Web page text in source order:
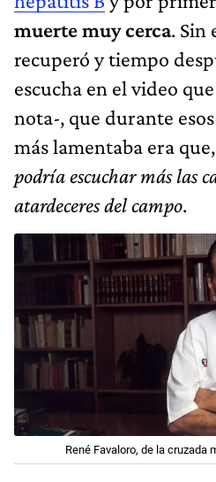
escucha en el video
nota-, que durante esos
más lamentaba era
podría escuchar más las
atardeceres del campo.
René Favaloro, de la cruzada
El 29 de julio del año
las calandrias y los